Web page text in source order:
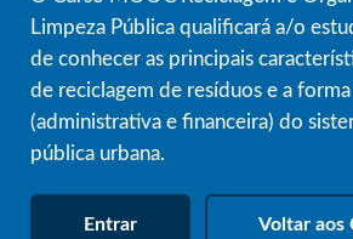
Limpeza Pública qualificará a/o
de conhecer as principais
de reciclagem de resíduos e a
(administrativa e financeira) do
pública urbana.
Entrar Voltar aos